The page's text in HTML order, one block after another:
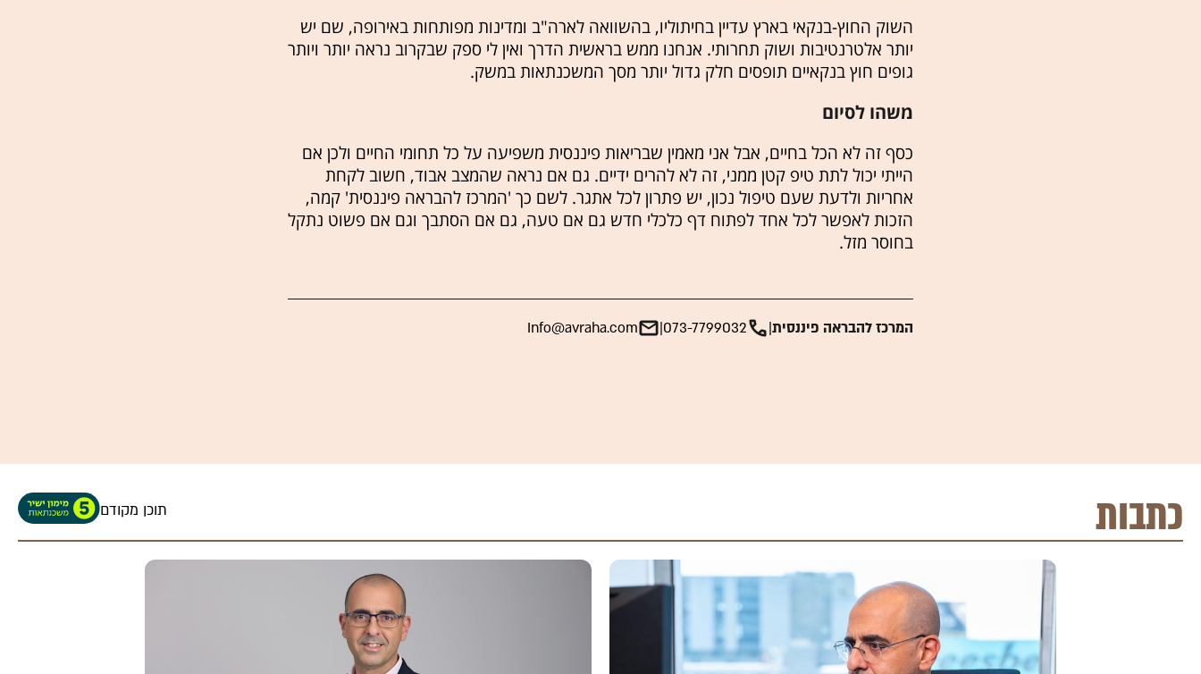
השוק החוץ-בנקאי בארץ עדיין בחיתוליו, בהשוואה לארה"ב ומדינות מפותחות באירופה, שם יש
יותר אלטרנטיבות ושוק תחרותי. אנחנו ממש בראשית הדרך ואין לי ספק שבקרוב נראה יותר ויותר
גופים חוץ בנקאיים תופסים חלק גדול יותר מסך המשכנתאות במשק.
משהו לסיום
כסף זה לא הכל בחיים, אבל אני מאמין שבריאות פיננסית משפיעה על כל תחומי החיים ולכן אם
הייתי יכול לתת טיפ קטן ממני, זה לא להרים ידיים. גם אם נראה שהמצב אבוד, חשוב לקחת
אחריות ולדעת שעם טיפול נכון, יש פתרון לכל אתגר. לשם כך 'המרכז להבראה פיננסית' קמה,
הזכות לאפשר לכל אחד לפתוח דף כלכלי חדש גם אם טעה, גם אם הסתבך וגם אם פשוט נתקל
בחוסר מזל.
המרכז להבראה פיננסית|
073-7799032
|
Info@avraha.com
כתבות תוכן מקודם